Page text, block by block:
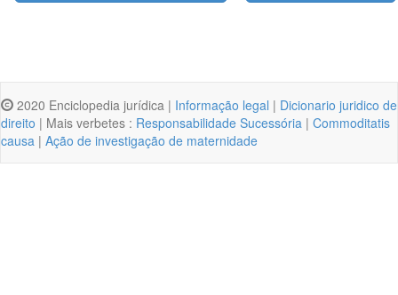
2020 Enciclopedia jurídica | Informação legal | Dicionario juridico de
direito | Mais verbetes : Responsabilidade Sucessória | Commoditatis
causa | Ação de investigação de maternidade